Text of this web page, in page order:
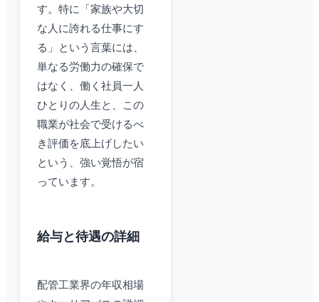
す。特に「家族や大切
な人に誇れる仕事にす
る」という言葉には、
単なる労働力の確保で
はなく、働く社員一人
ひとりの人生と、この
職業が社会で受けるべ
き評価を底上げしたい
という、強い覚悟が宿
っています。
給与と待遇の詳細
配管工業界の年収相場